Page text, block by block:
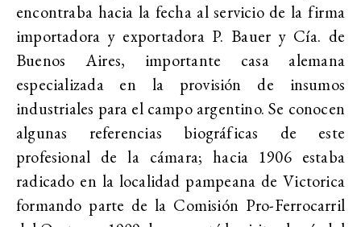
encontraba hacia la fecha al servicio de la firma
importadora y exportadora P. Bauer y Cía. de
Buenos Aires, importante casa alemana
especializada en la provisión de insumos
industriales para el campo argentino. Se conocen
algunas referencias biográficas de este
profesional de la cámara; hacia 1906 estaba
radicado en la localidad pampeana de Victorica
formando parte de la Comisión Pro-Ferrocarril